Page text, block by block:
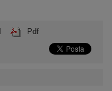
Pdf